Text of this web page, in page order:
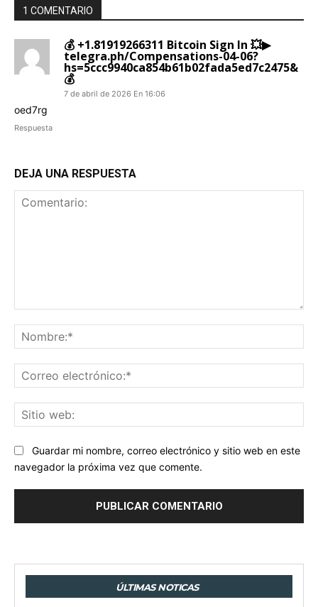
1 COMENTARIO
💰 +1.81919266311 Bitcoin Sign In 💥▶
telegra.ph/Compensations-04-06?
hs=5ccc9940ca854b61b02fada5ed7c2475&
💰
7 de abril de 2026 En 16:06
oed7rg
Respuesta
DEJA UNA RESPUESTA
Guardar mi nombre, correo electrónico y sitio web en este
navegador la próxima vez que comente.
ÚLTIMAS NOTICAS